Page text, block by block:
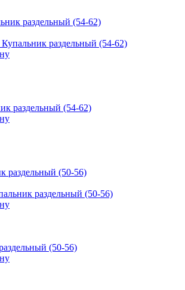
раздельный (54-62)
раздельный (54-62)
раздельный (50-56)
(50-56)